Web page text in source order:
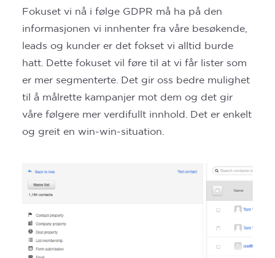
Fokuset vi nå i følge GDPR må ha på den
informasjonen vi innhenter fra våre besøkende,
leads og kunder er det fokset vi alltid burde
hatt. Dette fokuset vil føre til at vi får lister som
er mer segmenterte. Det gir oss bedre mulighet
til å målrette kampanjer mot dem og det gir
våre følgere mer verdifullt innhold. Det er enkelt
og greit en win-win-situation.